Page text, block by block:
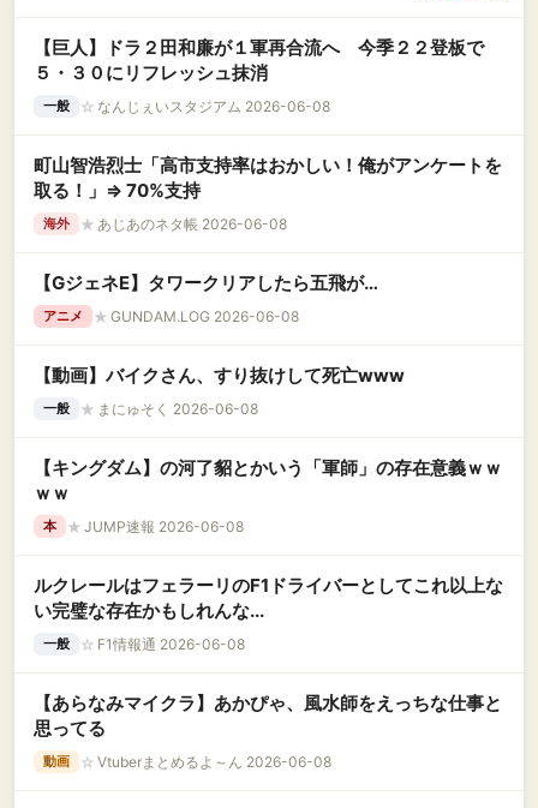
【巨人】ドラ２田和廉が１軍再合流へ 今季２２登板で
５・３０にリフレッシュ抹消
一般 ☆ なんじぇいスタジアム 2026-06-08
町山智浩烈士「高市支持率はおかしい！俺がアンケートを
取る！」⇒ 70%支持
海外 ★ あじあのネタ帳 2026-06-08
【GジェネE】タワークリアしたら五飛が…
アニメ ★ GUNDAM.LOG 2026-06-08
【動画】バイクさん、すり抜けして死亡www
一般 ★ まにゅそく 2026-06-08
【キングダム】の河了貂とかいう「軍師」の存在意義ｗｗ
ｗｗ
本 ★ JUMP速報 2026-06-08
ルクレールはフェラーリのF1ドライバーとしてこれ以上な
い完璧な存在かもしれんな...
一般 ☆ F1情報通 2026-06-08
【あらなみマイクラ】あかぴゃ、風水師をえっちな仕事と
思ってる
動画 ☆ Vtuberまとめるよ～ん 2026-06-08